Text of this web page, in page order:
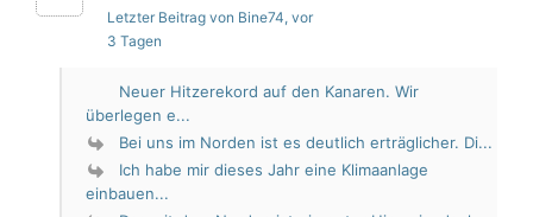
Letzter Beitrag von Bine74, vor
3 Tagen
Neuer Hitzerekord auf den Kanaren. Wir
überlegen e...
Bei uns im Norden ist es deutlich erträglicher. Di...
Ich habe mir dieses Jahr eine Klimaanlage
einbauen...